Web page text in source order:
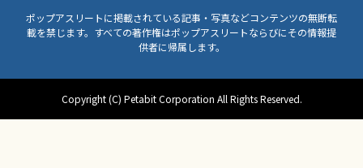
ポップアスリートに掲載されている記事・写真などコンテンツの無断転
載を禁じます。すべての著作権はポップアスリートならびにその情報提
供者に帰属します。
Copyright (C) Petabit Corporation All Rights Reserved.